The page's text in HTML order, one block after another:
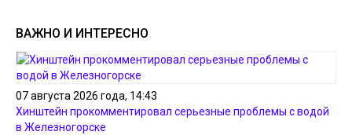
ВАЖНО И ИНТЕРЕСНО
07 августа 2026 года, 14:43
Хинштейн прокомментировал серьезные проблемы с водой
в Железногорске